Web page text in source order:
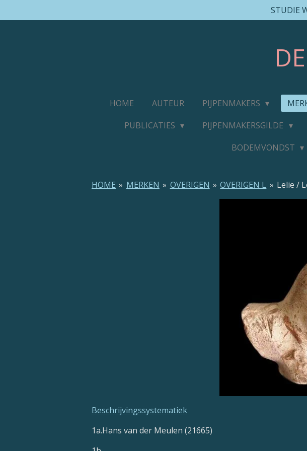
direct
STUDIE
DE
HOME AUTEUR PIJPENMAKERS
PUBLICATIES
PIJPENMAKERSGILDE
BODEMVONDST
HOME » MERKEN » OVERIGEN » OVERIGEN L » Lelie /
Beschrijvingssystematiek
1a.Hans van der Meulen (21665)